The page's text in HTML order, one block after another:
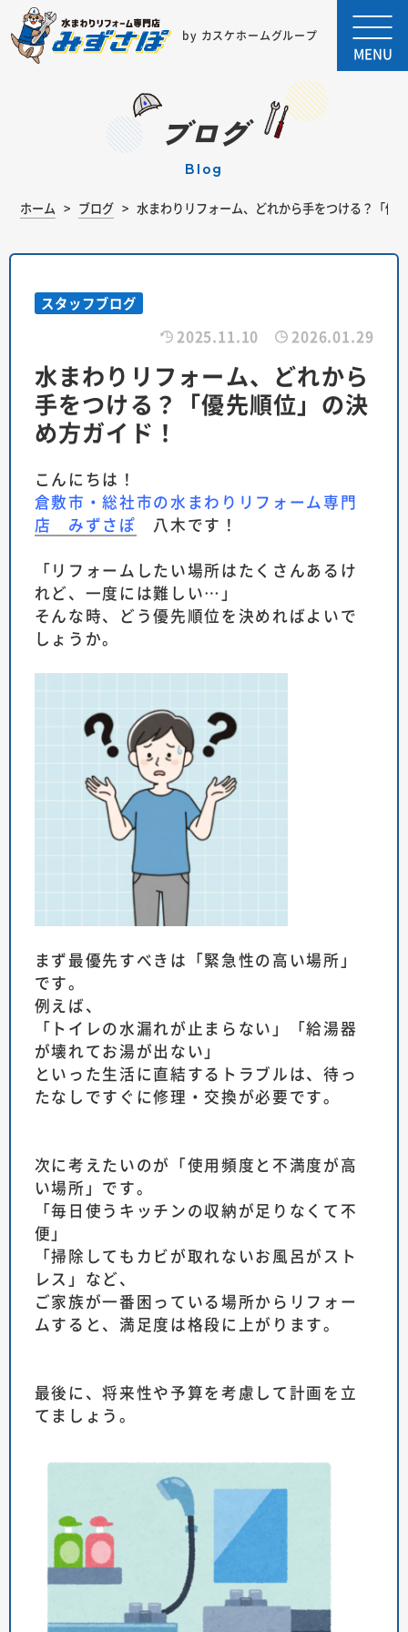
by カスケホームグループ
MENU
ブログ
blog
ホーム ブログ 水まわりリフォーム、どれから手をつける？「優
スタッフブログ
2025.11.10 2026.01.29
水まわりリフォーム、どれから
手をつける？「優先順位」の決
め方ガイド！
こんにちは！
倉敷市・総社市の水まわりリフォーム専門
店 みずさぽ
八木です！
「リフォームしたい場所はたくさんあるけ
れど、一度には難しい…」
そんな時、どう優先順位を決めればよいで
しょうか。
まず最優先すべきは「緊急性の高い場所」
です。
例えば、
「トイレの水漏れが止まらない」「給湯器
が壊れてお湯が出ない」
といった生活に直結するトラブルは、待っ
たなしですぐに修理・交換が必要です。
次に考えたいのが「使用頻度と不満度が高
い場所」です。
「毎日使うキッチンの収納が足りなくて不
便」
「掃除してもカビが取れないお風呂がスト
レス」など、
ご家族が一番困っている場所からリフォー
ムすると、満足度は格段に上がります。
最後に、将来性や予算を考慮して計画を立
てましょう。